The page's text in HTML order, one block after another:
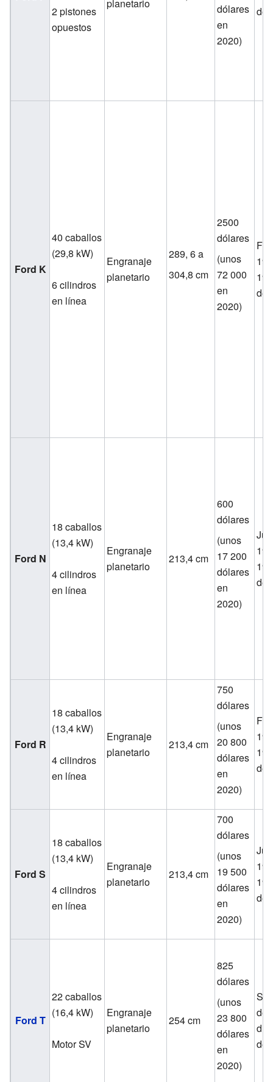
2 pistones
opuestos
planetario
dólares
en
2020)
de
Ford K
40 caballos
(29,8 kW)
6 cilindros
en línea
Engranaje
planetario
289, 6 a
304,8 cm
2500
dólares
(unos
72 000
en
2020)
de
Ford N
18 caballos
(13,4 kW)
4 cilindros
en línea
Engranaje
planetario
213,4 cm
600
dólares
(unos
17 200
dólares
en
2020)
de
Ford R
18 caballos
(13,4 kW)
4 cilindros
en línea
Engranaje
planetario
213,4 cm
750
dólares
(unos
20 800
dólares
en
2020)
de
Ford S
18 caballos
(13,4 kW)
4 cilindros
en línea
Engranaje
planetario
213,4 cm
700
dólares
(unos
19 500
dólares
en
2020)
de
Ford T
22 caballos
(16,4 kW)
Motor SV
Engranaje
planetario
254 cm
825
dólares
(unos
23 800
dólares
en
2020)
de
de